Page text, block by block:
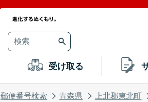
受け取る
郵便番号検索 青森県 上北郡東北町